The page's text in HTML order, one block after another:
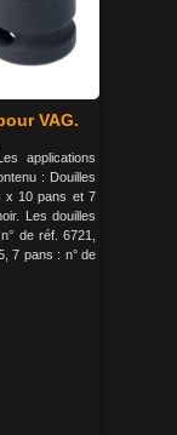
VAG.
applications
: Douilles
x 10 pans et 7
Les douilles
de réf. 6721,
7 pans : n° de